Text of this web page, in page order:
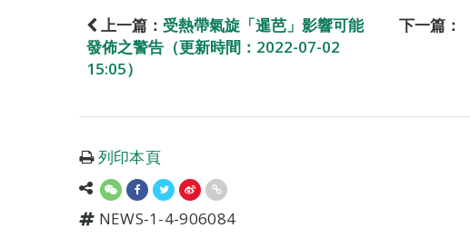
上一篇： 受熱帶氣旋「暹芭」影響可能
發佈之警告（更新時間：2022-07-02
15:05）
下一篇：
列印本頁
NEWS-1-4-906084